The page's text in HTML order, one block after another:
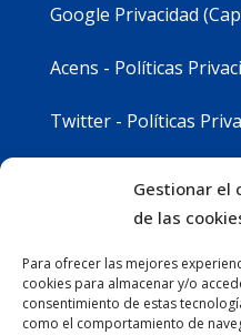
Gestionar el
de las
Para ofrecer las mejores
cookies para almacenar y/o
consentimiento de estas
como el comportamiento de
Google Privacidad
Acens - Políticas
Twitter - Políticas
Instagram - Políticas